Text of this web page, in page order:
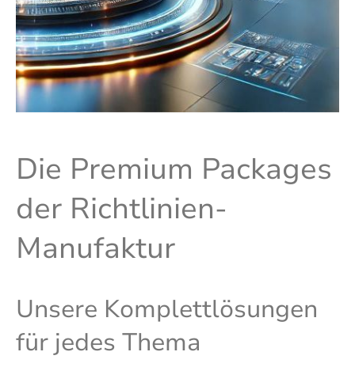
Die Premium Packages
der Richtlinien-
Manufaktur
Unsere Komplettlösungen
für jedes Thema